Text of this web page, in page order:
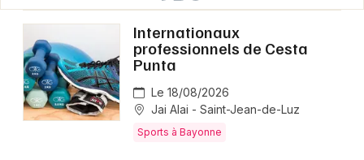
Internationaux
professionnels de Cesta
Punta
Le 18/08/2026
Jai Alai - Saint-Jean-de-Luz
Sports à Bayonne